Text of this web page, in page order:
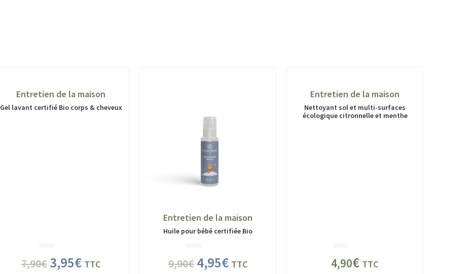
Entretien de la maison
Gel lavant certifié Bio corps & cheveux
7,90€ 3,95€ TTC
Rated
0
Entretien de la maison
Huile pour bébé certifiée Bio
9,90€ 4,95€ TTC
Rated
0
Entretien de la maison
Nettoyant sol et multi-surfaces
écologique citronnelle et menthe
4,90€ TTC
0